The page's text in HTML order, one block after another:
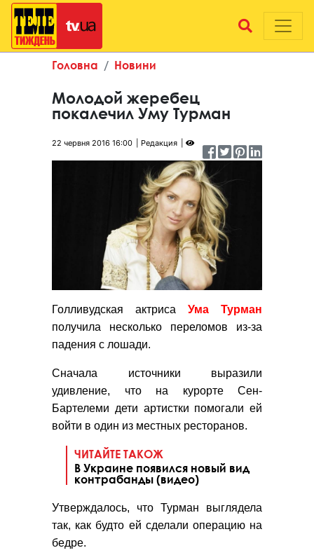
Головна Новини
Молодой жеребец
покалечил Уму Турман
22 червня 2016 16:00 Редакция
Голливудская актриса Ума Турман
получила несколько переломов из-за
падения с лошади.
Сначала источники выразили
удивление, что на курорте Сен-
Бартелеми дети артистки помогали ей
войти в один из местных ресторанов.
ЧИТАЙТЕ ТАКОЖ
В Украине появился новый вид
контрабанды (видео)
Утверждалось, что Турман выглядела
так, как будто ей сделали операцию на
бедре.